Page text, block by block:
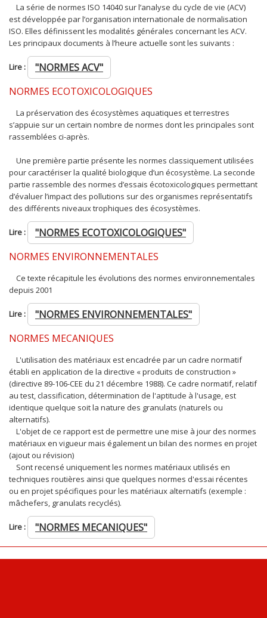
La série de normes ISO 14040 sur l’analyse du cycle de vie (ACV)
est développée par l’organisation internationale de normalisation
ISO. Elles définissent les modalités générales concernant les ACV.
Les principaux documents à l’heure actuelle sont les suivants :
Lire :
"NORMES ACV"
NORMES ECOTOXICOLOGIQUES
La préservation des écosystèmes aquatiques et terrestres
s’appuie sur un certain nombre de normes dont les principales sont
rassemblées ci-après.
Une première partie présente les normes classiquement utilisées
pour caractériser la qualité biologique d’un écosystème. La seconde
partie rassemble des normes d’essais écotoxicologiques permettant
d’évaluer l’impact des pollutions sur des organismes représentatifs
des différents niveaux trophiques des écosystèmes.
Lire :
"NORMES ECOTOXICOLOGIQUES"
NORMES ENVIRONNEMENTALES
Ce texte récapitule les évolutions des normes environnementales
depuis 2001
Lire :
"NORMES ENVIRONNEMENTALES"
NORMES MECANIQUES
L'utilisation des matériaux est encadrée par un cadre normatif
établi en application de la directive « produits de construction »
(directive 89-106-CEE du 21 décembre 1988). Ce cadre normatif, relatif
au test, classification, détermination de l'aptitude à l'usage, est
identique quelque soit la nature des granulats (naturels ou
alternatifs).
L'objet de ce rapport est de permettre une mise à jour des normes
matériaux en vigueur mais également un bilan des normes en projet
(ajout ou révision)
Sont recensé uniquement les normes matériaux utilisés en
techniques routières ainsi que quelques normes d'essai récentes
ou en projet spécifiques pour les matériaux alternatifs (exemple :
mâchefers, granulats recyclés).
Lire : "NORMES MECANIQUES"